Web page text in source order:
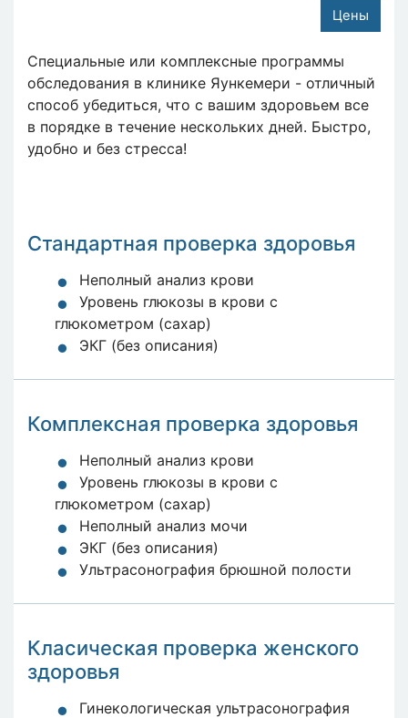
Цены
Специальные или комплексные программы
обследования в клинике Яункемери - отличный
способ убедиться, что с вашим здоровьем все
в порядке в течение нескольких дней. Быстро,
удобно и без стресса!
Стандартная проверка здоровья
Неполный анализ крови
Уровень глюкозы в крови с
глюкометром (сахар)
ЭКГ (без описания)
Комплексная проверка здоровья
Неполный анализ крови
Уровень глюкозы в крови с
глюкометром (сахар)
Неполный анализ мочи
ЭКГ (без описания)
Ультрасонография брюшной полости
Класическая проверка женского
здоровья
Гинекологическая ультрасонография